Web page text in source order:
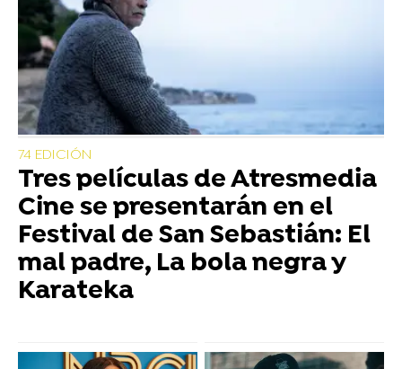
74 EDICIÓN
Tres películas de Atresmedia
Cine se presentarán en el
Festival de San Sebastián: El
mal padre, La bola negra y
Karateka